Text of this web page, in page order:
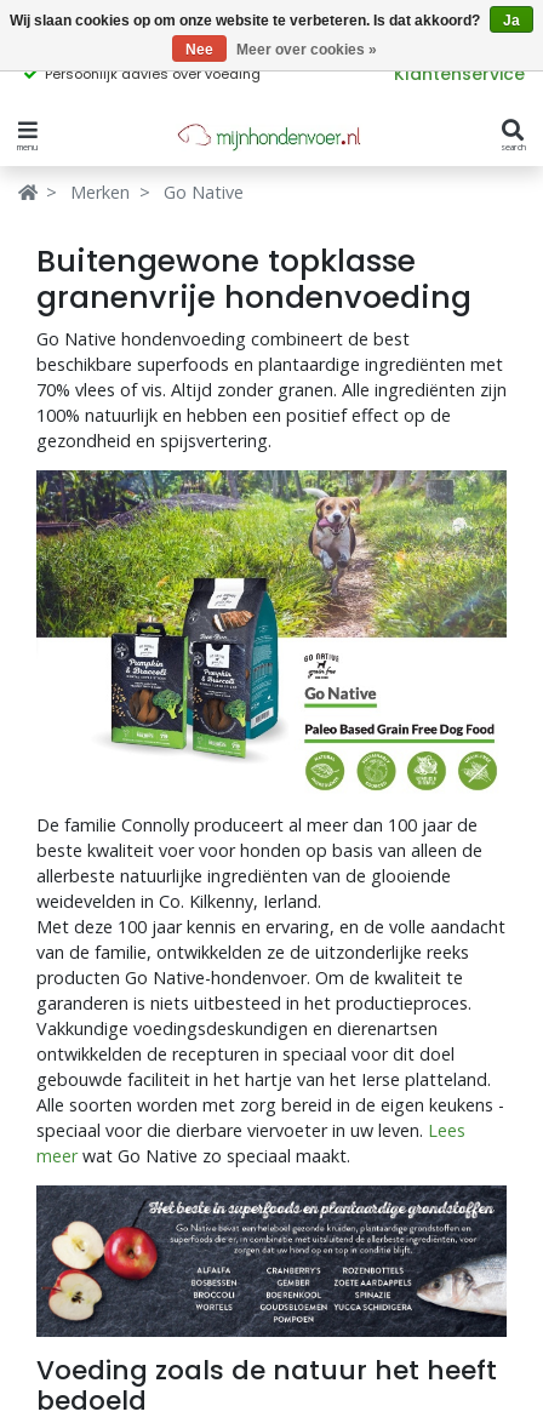
Persoonlijk advies over voeding Klantenservice
menu search
Verbergen
Hondenvoer
Kattenvoer
Supplementen
Snacks
Ingrediënten
Blogs
Inloggen
Verbergen
Populaire
producttags
glutenvrij hondenvoer graanvrij hondenvoer
Merken Go Native
Buitengewone topklasse
granenvrije hondenvoeding
Go Native hondenvoeding combineert de best
beschikbare superfoods en plantaardige ingrediënten met
70% vlees of vis. Altijd zonder granen. Alle ingrediënten zijn
100% natuurlijk en hebben een positief effect op de
gezondheid en spijsvertering.
De familie Connolly produceert al meer dan 100 jaar de
beste kwaliteit voer voor honden op basis van alleen de
allerbeste natuurlijke ingrediënten van de glooiende
weidevelden in Co. Kilkenny, Ierland.
Met deze 100 jaar kennis en ervaring, en de volle aandacht
van de familie, ontwikkelden ze de uitzonderlijke reeks
producten Go Native-hondenvoer. Om de kwaliteit te
garanderen is niets uitbesteed in het productieproces.
Vakkundige voedingsdeskundigen en dierenartsen
ontwikkelden de recepturen in speciaal voor dit doel
gebouwde faciliteit in het hartje van het Ierse platteland.
Alle soorten worden met zorg bereid in de eigen keukens -
speciaal voor die dierbare viervoeter in uw leven. Lees
meerwat Go Native zo speciaal maakt.
Voeding zoals de natuur het heeft
bedoeld
Wij slaan cookies op om onze website te verbeteren. Is dat akkoord?
Ja
Nee
Meer over cookies »